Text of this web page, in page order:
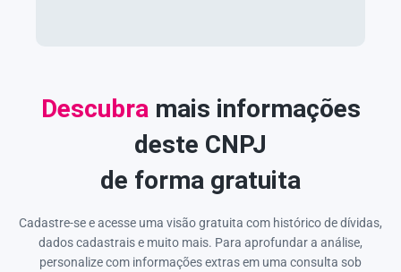
Descubra mais informações
deste CNPJ
de forma gratuita
Cadastre-se e acesse uma visão gratuita com histórico de dívidas,
dados cadastrais e muito mais. Para aprofundar a análise,
personalize com informações extras em uma consulta sob